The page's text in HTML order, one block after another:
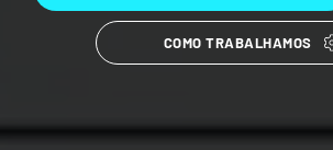
COMO TRABALHAMOS